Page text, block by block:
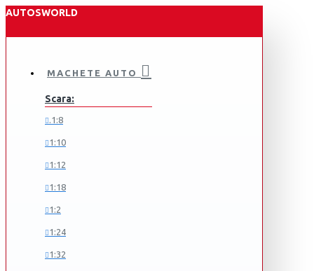
AUTOSWORLD
MACHETE AUTO
Scara:
.1:8
1:10
1:12
1:18
1:2
1:24
1:32